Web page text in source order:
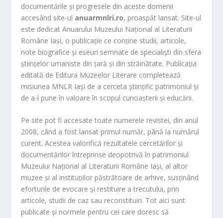
documentările și progresele din aceste domenii
accesând site-ul anuarmnlri.ro, proaspăt lansat. Site-ul
este dedicat Anuarului Muzeului Național al Literaturii
Române Iași, o publicație ce conține studii, articole,
note biografice și eseuri semnate de specialiști din sfera
științelor umaniste din țară și din străinătate. Publicația
editată de Editura Muzeelor Literare completează
misiunea MNLR Iași de a cerceta științific patrimoniul și
de a-l pune în valoare în scopul cunoașterii și educării.
Pe site pot fi accesate toate numerele revistei, din anul
2008, când a fost lansat primul număr, până la numărul
curent. Acestea valorifică rezultatele cercetărilor și
documentărilor întreprinse deopotrivă în patrimoniul
Muzeului Național al Literaturii Române Iași, al altor
muzee și al instituțiilor păstrătoare de arhive, susținând
eforturile de evocare și restituire a trecutului, prin
articole, studii de caz sau reconstituiri. Tot aici sunt
publicate și normele pentru cei care doresc să